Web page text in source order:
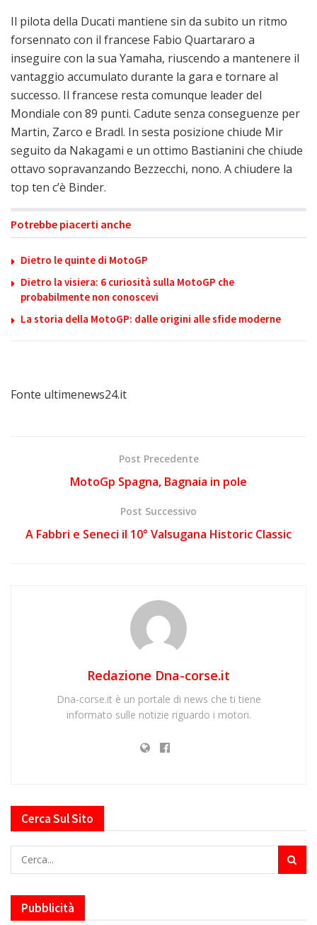
Il pilota della Ducati mantiene sin da subito un ritmo
forsennato con il francese Fabio Quartararo a
inseguire con la sua Yamaha, riuscendo a mantenere il
vantaggio accumulato durante la gara e tornare al
successo. Il francese resta comunque leader del
Mondiale con 89 punti. Cadute senza conseguenze per
Martin, Zarco e Bradl. In sesta posizione chiude Mir
seguito da Nakagami e un ottimo Bastianini che chiude
ottavo sopravanzando Bezzecchi, nono. A chiudere la
top ten c’è Binder.
Potrebbe piacerti anche
Dietro le quinte di MotoGP
Dietro la visiera: 6 curiosità sulla MotoGP che
probabilmente non conoscevi
La storia della MotoGP: dalle origini alle sfide moderne
Fonte ultimenews24.it
Post Precedente
MotoGp Spagna, Bagnaia in pole
Post Successivo
A Fabbri e Seneci il 10° Valsugana Historic Classic
Redazione Dna-corse.it
Dna-corse.it è un portale di news che ti tiene
informato sulle notizie riguardo i motori.
Cerca Sul Sito
Pubblicità